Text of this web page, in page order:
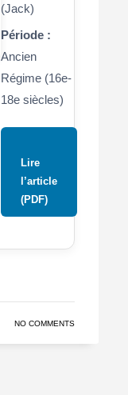
(Jack)
Période :
Ancien
Régime (16e-
18e siècles)
Lire
l’article
(PDF)
NO COMMENTS